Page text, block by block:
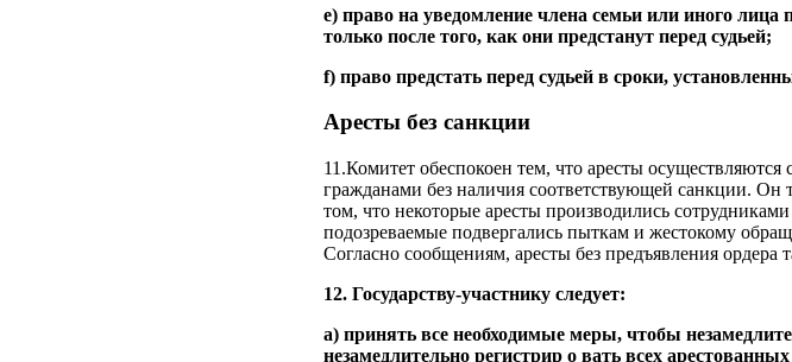
e) право на уведомление члена семьи или иного лица
только после того, как они предстанут перед судьей;
f) право предстать перед судьей в сроки,
Аресты без санкции
11.Комитет обеспокоен тем, что аресты
гражданами без наличия соответствующей санкции. Он
том, что некоторые аресты производились
подозреваемые подвергались пыткам и жестокому
Согласно сообщениям, аресты без предъявления
12. Государству-участнику следует:
a) принять все необходимые меры, чтобы
незамедлительно регистрир о вать всех